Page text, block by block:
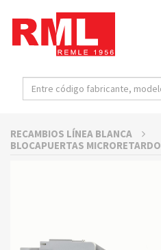
RECAMBIOS LÍNEA BLANCA
BLOCAPUERTAS MICRORETARDO